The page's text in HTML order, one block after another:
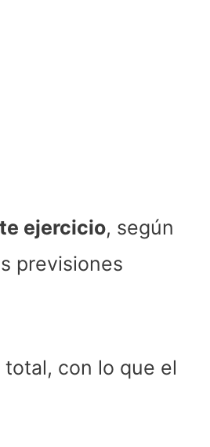
ejercicio, según
previsiones
con lo que el